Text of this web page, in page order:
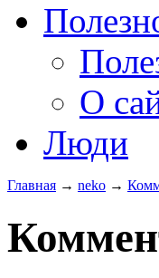
О
Люди
Главная → neko →